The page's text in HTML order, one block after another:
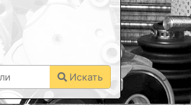
Искать